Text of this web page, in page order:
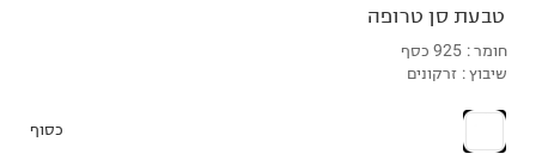
טבעת סן טרופה
חומר : 925 כסף
שיבוץ : זרקונים
כסוף